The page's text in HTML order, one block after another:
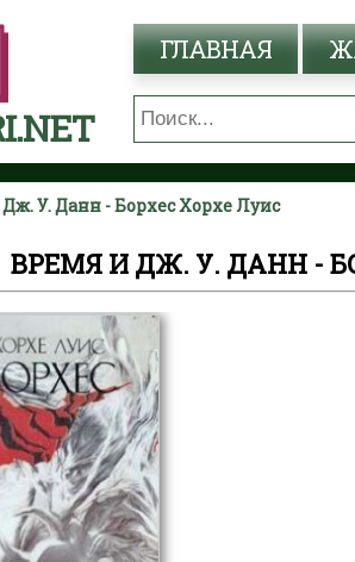
ГЛАВНАЯ
У. Данн - Борхес Хорхе Луис
ВРЕМЯ И ДЖ. У. ДАНН -